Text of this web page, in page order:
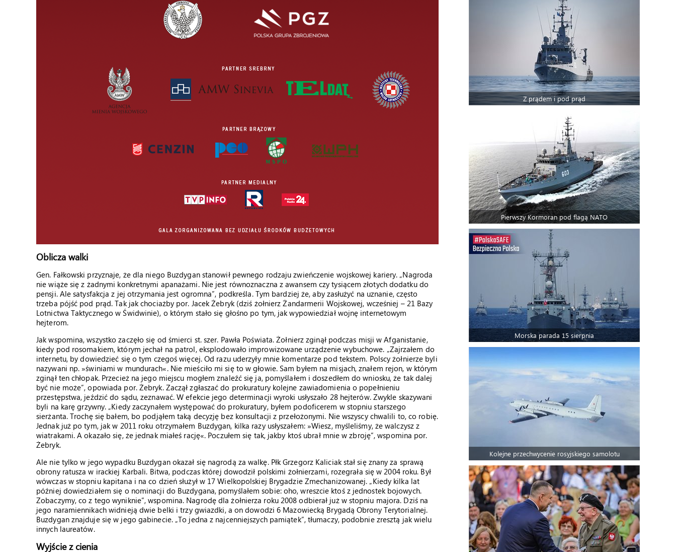
Oblicza walki
Gen. Fałkowski przyznaje, że dla niego Buzdygan stanowił pewnego rodzaju zwieńczenie wojskowej kariery. „Nagroda
nie wiąże się z żadnymi konkretnymi apanażami. Nie jest równoznaczna z awansem czy tysiącem złotych dodatku do
pensji. Ale satysfakcja z jej otrzymania jest ogromna”, podkreśla. Tym bardziej że, aby zasłużyć na uznanie, często
trzeba pójść pod prąd. Tak jak chociażby por. Jacek Żebryk (dziś żołnierz Żandarmerii Wojskowej, wcześniej – 21 Bazy
Lotnictwa Taktycznego w Świdwinie), o którym stało się głośno po tym, jak wypowiedział wojnę internetowym
hejterom.
Jak wspomina, wszystko zaczęło się od śmierci st. szer. Pawła Poświata. Żołnierz zginął podczas misji w Afganistanie,
kiedy pod rosomakiem, którym jechał na patrol, eksplodowało improwizowane urządzenie wybuchowe. „Zajrzałem do
internetu, by dowiedzieć się o tym czegoś więcej. Od razu uderzyły mnie komentarze pod tekstem. Polscy żołnierze byli
nazywani np. »świniami w mundurach«. Nie mieściło mi się to w głowie. Sam byłem na misjach, znałem rejon, w którym
zginął ten chłopak. Przecież na jego miejscu mogłem znaleźć się ja, pomyślałem i doszedłem do wniosku, że tak dalej
być nie może”, opowiada por. Żebryk. Zaczął zgłaszać do prokuratury kolejne zawiadomienia o popełnieniu
przestępstwa, jeździć do sądu, zeznawać. W efekcie jego determinacji wyroki usłyszało 28 hejterów. Zwykle skazywani
byli na karę grzywny. „Kiedy zaczynałem występować do prokuratury, byłem podoficerem w stopniu starszego
sierżanta. Trochę się bałem, bo podjąłem taką decyzję bez konsultacji z przełożonymi. Nie wszyscy chwalili to, co robię.
Jednak już po tym, jak w 2011 roku otrzymałem Buzdygan, kilka razy usłyszałem: »Wiesz, myśleliśmy, że walczysz z
wiatrakami. A okazało się, że jednak miałeś rację«. Poczułem się tak, jakby ktoś ubrał mnie w zbroję”, wspomina por.
Żebryk.
Ale nie tylko w jego wypadku Buzdygan okazał się nagrodą za walkę. Płk Grzegorz Kaliciak stał się znany za sprawą
obrony ratusza w irackiej Karbali. Bitwa, podczas której dowodził polskimi żołnierzami, rozegrała się w 2004 roku. Był
wówczas w stopniu kapitana i na co dzień służył w 17 Wielkopolskiej Brygadzie Zmechanizowanej. „Kiedy kilka lat
później dowiedziałem się o nominacji do Buzdygana, pomyślałem sobie: oho, wreszcie ktoś z jednostek bojowych.
Zobaczymy, co z tego wyniknie”, wspomina. Nagrodę dla żołnierza roku 2008 odbierał już w stopniu majora. Dziś na
jego naramiennikach widnieją dwie belki i trzy gwiazdki, a on dowodzi 6 Mazowiecką Brygadą Obrony Terytorialnej.
Buzdygan znajduje się w jego gabinecie. „To jedna z najcenniejszych pamiątek”, tłumaczy, podobnie zresztą jak wielu
innych laureatów.
Wyjście z cienia
Z prądem i pod prąd
Pierwszy Kormoran pod flagą NATO
Morska parada 15 sierpnia
Kolejne przechwycenie rosyjskiego samolotu